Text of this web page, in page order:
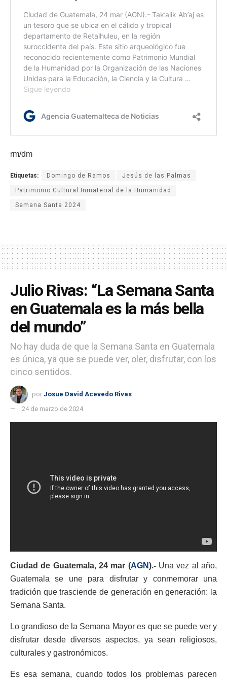
rm/dm
Etiquetas: Domingo de Ramos Jesús de las Palmas
Patrimonio Cultural Inmaterial de la Humanidad
Semana Santa 2024
Julio Rivas: “La Semana Santa
en Guatemala es la más bella
del mundo”
No hay duda de que la Semana Santa en Guatemala
es única, ya que se puede ver, oler, disfrutar, con los
cinco sentidos.
por Josue David Acevedo Rivas
24 de marzo de 2024
Ciudad de Guatemala, 24 mar (AGN).- Una vez al año,
Guatemala se une para disfrutar y conmemorar una
tradición que trasciende de generación en generación: la
Semana Santa.
Lo grandioso de la Semana Mayor es que se puede ver y
disfrutar desde diversos aspectos, ya sean religiosos,
culturales y gastronómicos.
Es esa semana, cuando todos los problemas parecen